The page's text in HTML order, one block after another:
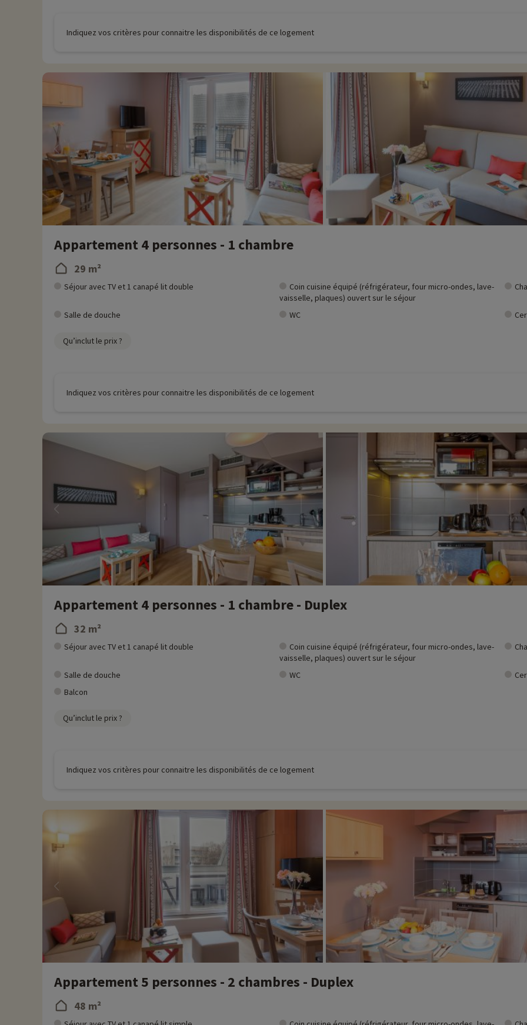
Indiquez vos critères pour connaitre les disponibilités de ce logement
Appartement 4 personnes - 1 chambre
29 m²
Séjour avec TV et 1 canapé lit double
Coin cuisine équipé (réfrigérateur, four micro-ondes, lave-
vaisselle, plaques) ouvert sur le séjour
Salle de douche WC
Qu’inclut le prix ?
Indiquez vos critères pour connaitre les disponibilités de ce logement
Appartement 4 personnes - 1 chambre - Duplex
32 m²
Séjour avec TV et 1 canapé lit double
Coin cuisine équipé (réfrigérateur, four micro-ondes, lave-
vaisselle, plaques) ouvert sur le séjour
Salle de douche WC
Balcon
Qu’inclut le prix ?
Indiquez vos critères pour connaitre les disponibilités de ce logement
Appartement 5 personnes - 2 chambres - Duplex
48 m²